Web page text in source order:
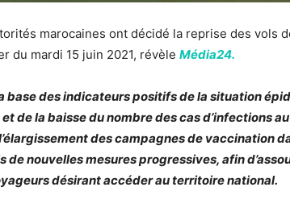
marocaines ont décidé la reprise des vols
du mardi 15 juin 2021, révèle Média24.
base des indicateurs positifs de la situation
de la baisse du nombre des cas d’infections
des campagnes de vaccination
de nouvelles mesures progressives, afin
désirant accéder au territoire national.